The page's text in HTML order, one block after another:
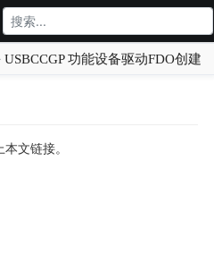
USBCCGP 功能设备驱动FDO创建
文链接。